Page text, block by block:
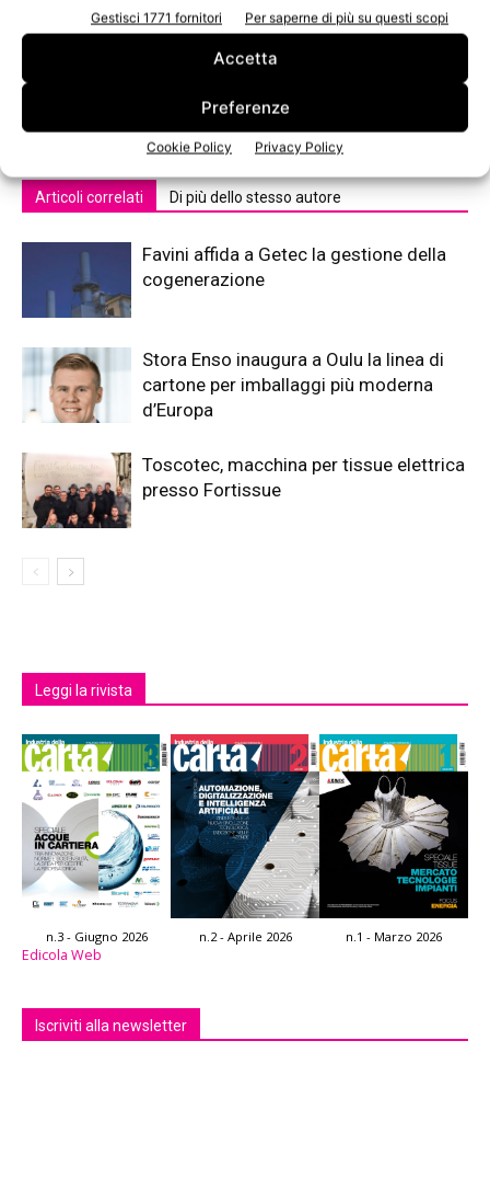
Gestisci 1771 fornitori Per saperne di più su questi scopi
Accetta
Preferenze
Cookie Policy Privacy Policy
Articoli correlati Di più dello stesso autore
Favini affida a Getec la gestione della
cogenerazione
Stora Enso inaugura a Oulu la linea di
cartone per imballaggi più moderna
d’Europa
Toscotec, macchina per tissue elettrica
presso Fortissue
Leggi la rivista
n.3 - Giugno 2026 n.2 - Aprile 2026 n.1 - Marzo 2026
Edicola Web
Iscriviti alla newsletter